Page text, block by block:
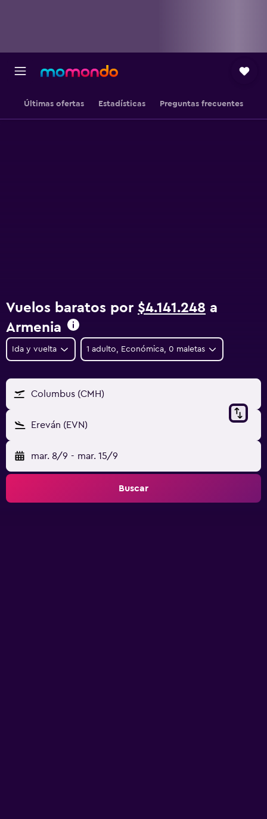
Últimas ofertas Estadísticas Preguntas frecuentes
Vuelos baratos por $4.141.248 a
Armenia
Ida y vuelta 1 adulto, Económica, 0 maletas
Columbus (CMH)
Ereván (EVN)
mar. 8/9 - mar. 15/9
Buscar